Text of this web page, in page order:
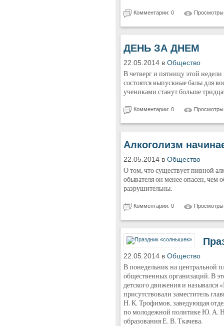
Комментарии: 0
ДЕНЬ ЗА ДНЕМ
22.05.2014 в Общество
В четверг и пятницу этой
состоятся выпускные балы для
учениками станут больше
Комментарии: 0
Алкоголизм
22.05.2014 в Общество
О том, что существует пивной
обывателя он менее опасен, чем
разрушительны.
Комментарии: 0
22.05.2014 в Общество
В понедельник на центральной
общественных организаций. В
детского движения и
присутствовали заместитель
Н. К. Трофимов, заведующая
по молодежной политике Ю. А.
образования Е. В. Ткачева.